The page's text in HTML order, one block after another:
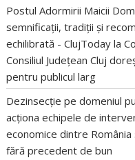
Postul Adormirii Maicii
semnificații, tradiții și
echilibrată - ClujToday la
Consiliul Județean Cluj
pentru publicul larg
Dezinsecție pe domeniul
acționa echipele de
economice dintre România
fără precedent de bun